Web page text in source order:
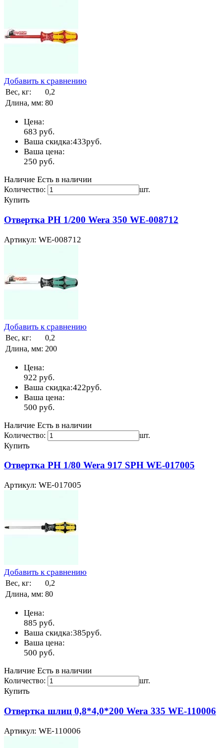
Добавить к сравнению
Вес, кг:
0,2
Длина, мм: 80
Цена:
683 руб.
Ваша скидка:433руб.
Ваша цена:
250 руб.
Наличие Есть в наличии
Количество: шт.
Купить
Отвертка PH 1/200 Wera 350 WE-008712
Артикул: WE-008712
Добавить к сравнению
Вес, кг:
0,2
Длина, мм: 200
Цена:
922 руб.
Ваша скидка:422руб.
Ваша цена:
500 руб.
Наличие Есть в наличии
Количество: шт.
Купить
Отвертка PH 1/80 Wera 917 SPH WE-017005
Артикул: WE-017005
Добавить к сравнению
Вес, кг:
0,2
Длина, мм: 80
Цена:
885 руб.
Ваша скидка:385руб.
Ваша цена:
500 руб.
Наличие Есть в наличии
Количество: шт.
Купить
Отвертка шлиц 0,8*4,0*200 Wera 335 WE-110006
Артикул: WE-110006